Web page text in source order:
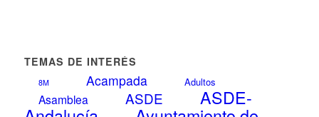
TEMAS DE INTERÉS
8M Acampada Adultos
Asamblea ASDE ASDE-